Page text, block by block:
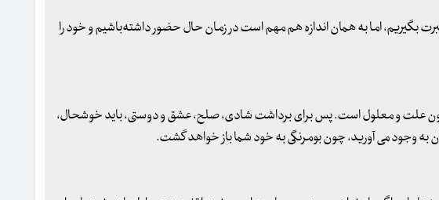
بگیریم، اما به همان اندازه هم مهم است در زمان حال حضور داشته‌باشیم و خود را
علت و معلول است. پس برای برداشت شادی، صلح، عشق و دوستی، باید خوشحال،
وجود می آورید، چون بومرنگی به خود شما باز خواهد گشت.